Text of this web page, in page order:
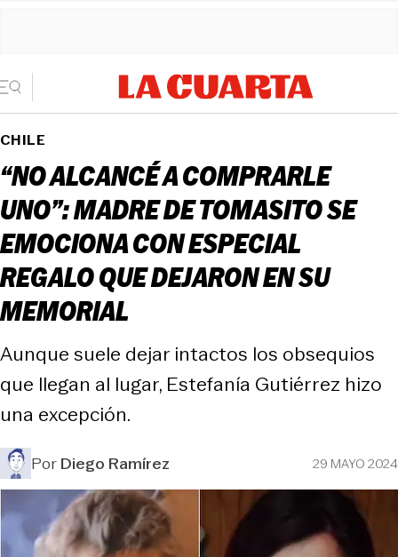
CHILE
“NO ALCANCÉ A COMPRARLE
UNO”: MADRE DE TOMASITO SE
EMOCIONA CON ESPECIAL
REGALO QUE DEJARON EN SU
MEMORIAL
Aunque suele dejar intactos los obsequios
que llegan al lugar, Estefanía Gutiérrez hizo
una excepción.
PorDiego Ramírez 29 MAYO 2024